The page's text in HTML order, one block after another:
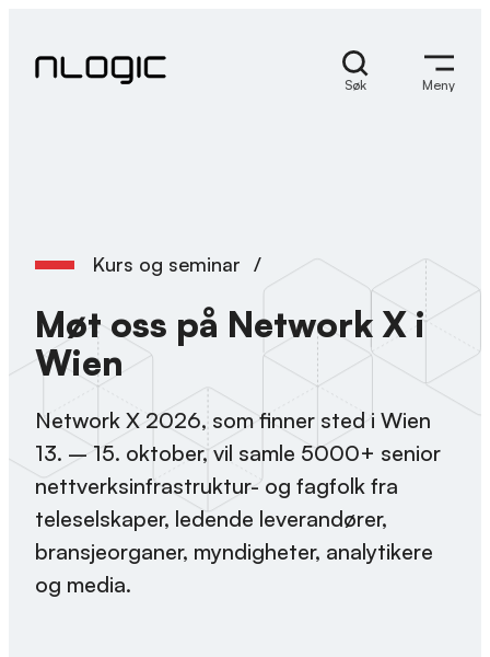
innhold
Søk Meny
Kurs og seminar /
Møt oss på Network X i
Wien
Network X 2026, som finner sted i Wien
13. – 15. oktober, vil samle 5000+ senior
nettverksinfrastruktur- og fagfolk fra
teleselskaper, ledende leverandører,
bransjeorganer, myndigheter, analytikere
og media.